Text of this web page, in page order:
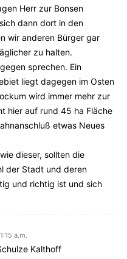
Herr zur Bonsen
dann dort in den
wir anderen Bürger gar
zu halten.
sprechen. Ein
liegt dagegen im Osten
wird immer mehr zur
hier auf rund 45 ha Fläche
etwas Neues
dieser, sollten die
der Stadt und deren
und richtig ist und sich
a.m.
Kalthoff